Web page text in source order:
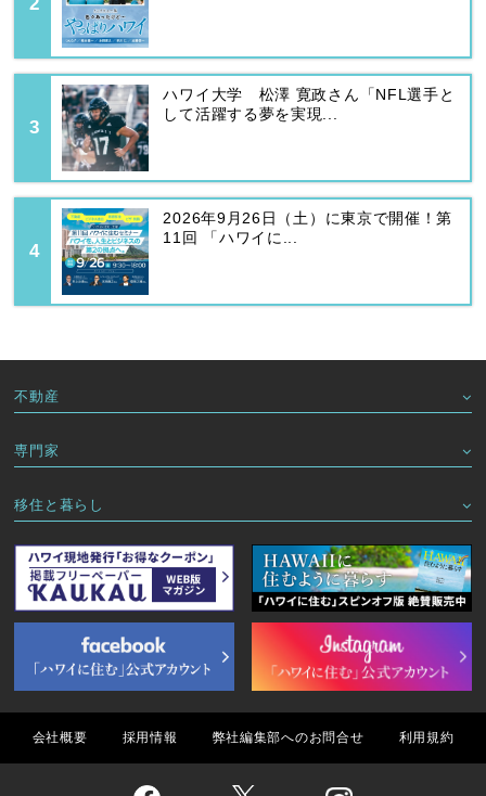
ハワイ大学 松澤 寛政さん「NFL選手と
して活躍する夢を実現...
2026年9月26日（土）に東京で開催！第
11回 「ハワイに...
不動産
専門家
移住と暮らし
会社概要 採用情報 弊社編集部へのお問合せ 利用規約